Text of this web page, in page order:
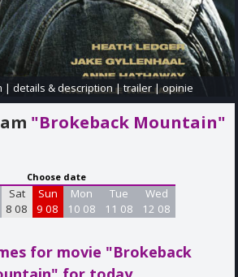
|details & description |trailer |opinie
"Brokeback Mountain"
Choose date
Sat
8 08
Sun
9 08
Mon
10 08
Tue
11 08
Wed
12 08
for movie "Brokeback